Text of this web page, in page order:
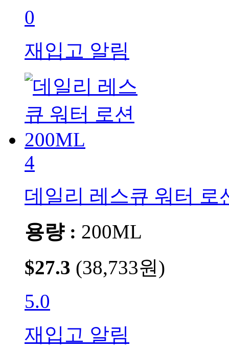
0
재입고 알림
4
데일리 레스큐 워터 로
용량 : 200ML
$27.3 (38,733원)
5.0
재입고 알림